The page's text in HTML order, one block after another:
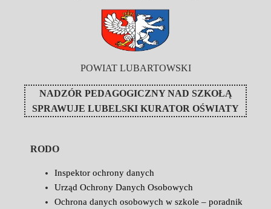
POWIAT LUBARTOWSKI
NADZÓR PEDAGOGICZNY NAD SZKOŁĄ
SPRAWUJE LUBELSKI KURATOR OŚWIATY
RODO
Inspektor ochrony danych
Urząd Ochrony Danych Osobowych
Ochrona danych osobowych w szkole – poradnik